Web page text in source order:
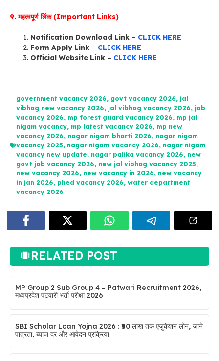
9. महत्वपूर्ण लिंक (Important Links)
Notification Download Link – CLICK HERE
Form Apply Link – CLICK HERE
Official Website Link – CLICK HERE
government vacancy 2026, govt vacancy 2026, jal
vibhag new vacancy 2026, jal vibhag vacancy 2026, job
vacancy 2026, mp forest guard vacancy 2026, mp jal
nigam vacancy, mp latest vacancy 2026, mp new
vacancy 2026, nagar nigam bharti 2026, nagar nigam
vacancy 2025, nagar nigam vacancy 2026, nagar nigam
vacancy new update, nagar palika vacancy 2026, new
govt job vacancy 2026, new jal vibhag vacancy 2025,
new vacancy 2026, new vacancy in 2026, new vacancy
in jan 2026, phed vacancy 2026, water department
vacancy 2026
RELATED POST
MP Group 2 Sub Group 4 – Patwari Recruitment 2026,
मध्यप्रदेश पटवारी भर्ती परीक्षा 2026
SBI Scholar Loan Yojna 2026 : ₹50 लाख तक एजुकेशन लोन, जाने
पात्रता, ब्याज दर और आवेदन प्रक्रिया